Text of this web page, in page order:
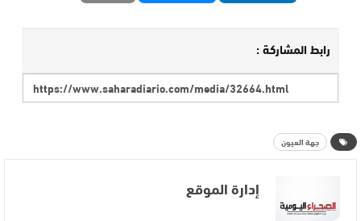
رابط المشاركة :
جهة العيون
إدارة الموقع